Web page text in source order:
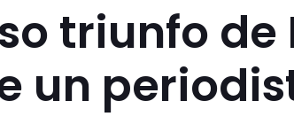
triunfo de
un